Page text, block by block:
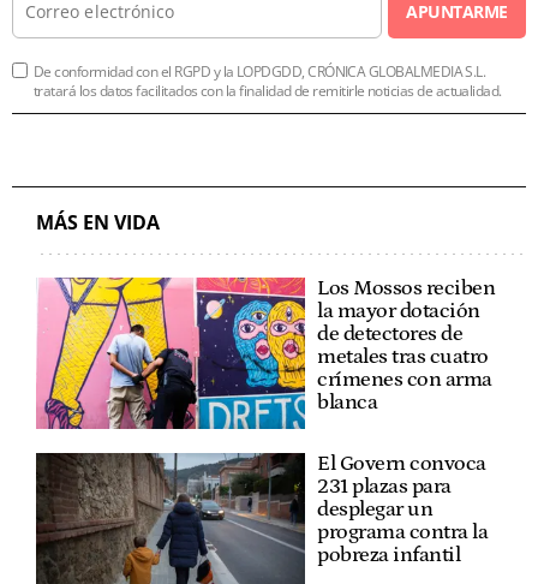
APUNTARME
De conformidad con el RGPD y la LOPDGDD, CRÓNICA GLOBALMEDIA S.L.
tratará los datos facilitados con la finalidad de remitirle noticias de actualidad.
MÁS EN VIDA
Los Mossos reciben
la mayor dotación
de detectores de
metales tras cuatro
crímenes con arma
blanca
El Govern convoca
231 plazas para
desplegar un
programa contra la
pobreza infantil